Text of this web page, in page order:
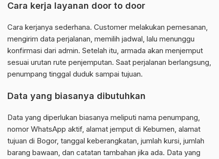
Cara kerja layanan door to door
Cara kerjanya sederhana. Customer melakukan pemesanan,
mengirim data perjalanan, memilih jadwal, lalu menunggu
konfirmasi dari admin. Setelah itu, armada akan menjemput
sesuai urutan rute penjemputan. Saat perjalanan berlangsung,
penumpang tinggal duduk sampai tujuan.
Data yang biasanya dibutuhkan
Data yang diperlukan biasanya meliputi nama penumpang,
nomor WhatsApp aktif, alamat jemput di Kebumen, alamat
tujuan di Bogor, tanggal keberangkatan, jumlah kursi, jumlah
barang bawaan, dan catatan tambahan jika ada. Data yang